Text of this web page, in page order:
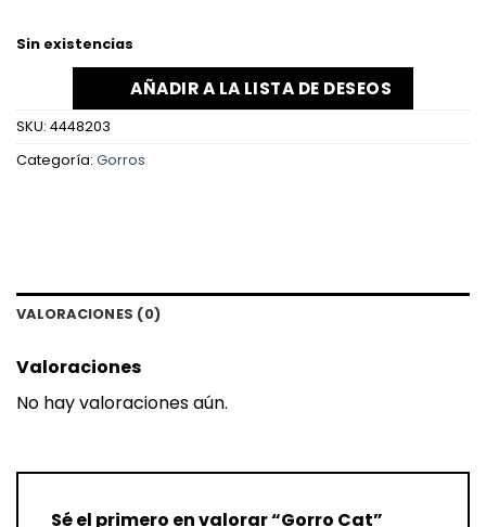
Sin existencias
AÑADIR A LA LISTA DE DESEOS
SKU: 4448203
Categoría: Gorros
VALORACIONES (0)
Valoraciones
No hay valoraciones aún.
Sé el primero en valorar “Gorro Cat”